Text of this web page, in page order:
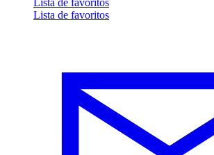
Lista de favoritos